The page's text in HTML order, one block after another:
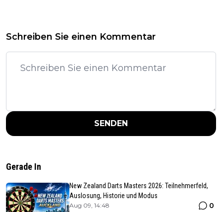
Schreiben Sie einen Kommentar
SENDEN
Gerade In
New Zealand Darts Masters 2026: Teilnehmerfeld,
Auslosung, Historie und Modus
Aug 09, 14:48 0